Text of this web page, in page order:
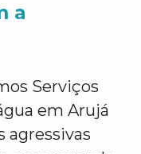
a
Serviços
em Arujá
agressivas